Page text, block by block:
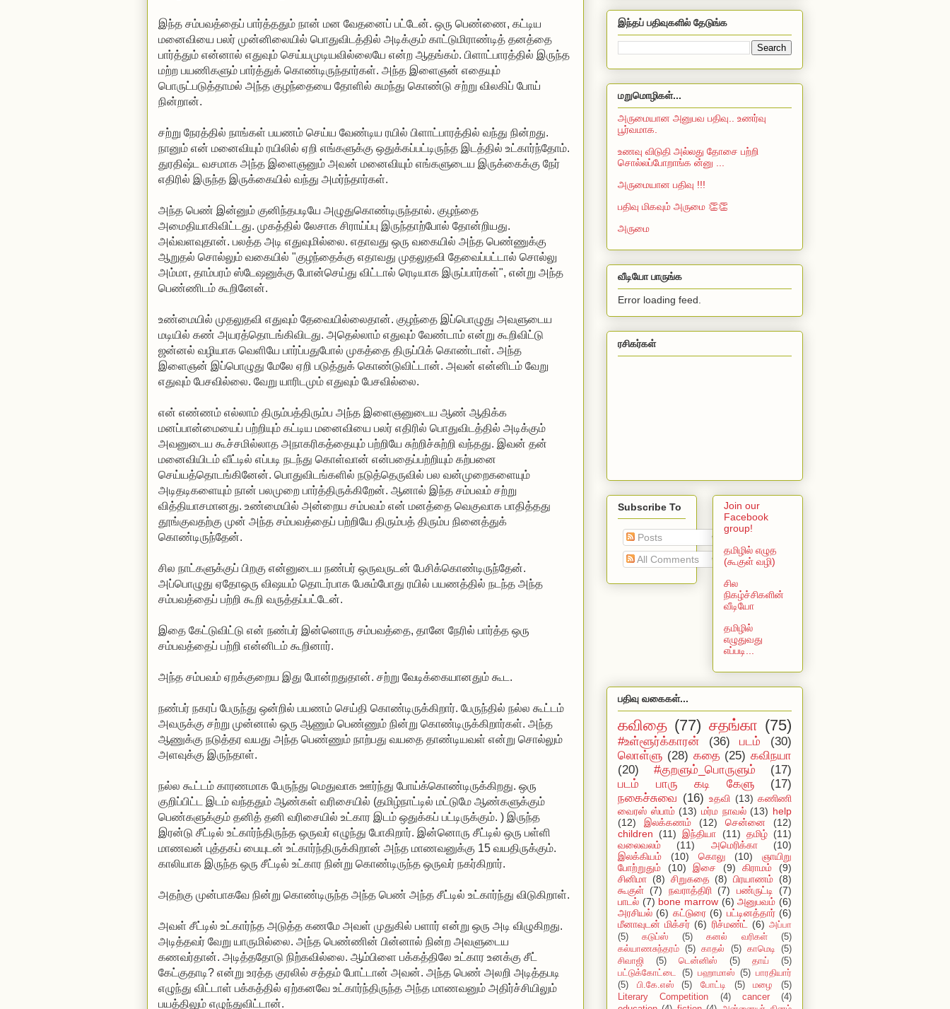
இந்த சம்பவத்தைப் பார்த்ததும் நான் மன வேதனைப் பட்டேன். ஒரு பெண்ணை, கட்டிய
மனைவியை பலர் முன்னிலையில் பொதுவிடத்தில் அடிக்கும் காட்டுமிராண்டித் தனத்தை
பார்த்தும் என்னால் எதுவும் செய்யமுடியவில்லையே என்ற ஆதங்கம். பிளாட்பாரத்தில் இருந்த
மற்ற பயணிகளும் பார்த்துக் கொண்டிருந்தார்கள். அந்த இளைஞன் எதையும்
பொருட்படுத்தாமல் அந்த குழந்தையை தோளில் சுமந்து கொண்டு சற்று விலகிப் போய்
நின்றான்.
சற்று நேரத்தில் நாங்கள் பயணம் செய்ய வேண்டிய ரயில் பிளாட்பாரத்தில் வந்து நின்றது.
நானும் என் மனைவியும் ரயிலில் ஏறி எங்களுக்கு ஒதுக்கப்பட்டிருந்த இடத்தில் உட்கார்ந்தோம்.
துரதிஷ்ட வசமாக அந்த இளைஞனும் அவன் மனைவியும் எங்களுடைய இருக்கைக்கு நேர்
எதிரில் இருந்த இருக்கையில் வந்து அமர்ந்தார்கள்.
அந்த பெண் இன்னும் குனிந்தபடியே அழுதுகொண்டிருந்தால். குழந்தை
அமைதியாகிவிட்டது. முகத்தில் லேசாக சிராய்ப்பு இருந்தாற்போல் தோன்றியது.
அவ்வளவுதான். பலத்த அடி எதுவுமில்லை. எதாவது ஒரு வகையில் அந்த பெண்ணுக்கு
ஆறுதல் சொல்லும் வகையில் "குழந்தைக்கு எதாவது முதலுதவி தேவைப்பட்டால் சொல்லு
அம்மா, தாம்பரம் ஸ்டேஷனுக்கு போன்செய்து விட்டால் ரெடியாக இருப்பார்கள்", என்று அந்த
பெண்ணிடம் கூறினேன்.
உண்மையில் முதலுதவி எதுவும் தேவையில்லைதான். குழந்தை இப்பொழுது அவளுடைய
மடியில் கண் அயரத்தொடங்கிவிடது. அதெல்லாம் எதுவும் வேண்டாம் என்று கூறிவிட்டு
ஜன்னல் வழியாக வெளியே பார்ப்பதுபோல் முகத்தை திருப்பிக் கொண்டாள். அந்த
இளைஞன் இப்பொழுது மேலே ஏறி படுத்துக் கொண்டுவிட்டான். அவன் என்னிடம் வேறு
எதுவும் பேசவில்லை. வேறு யாரிடமும் எதுவும் பேசவில்லை.
என் எண்ணம் எல்லாம் திரும்பத்திரும்ப அந்த இளைஞனுடைய ஆண் ஆதிக்க
மனப்பான்மையைப் பற்றியும் கட்டிய மனைவியை பலர் எதிரில் பொதுவிடத்தில் அடிக்கும்
அவனுடைய கூச்சமில்லாத அநாகரிகத்தையும் பற்றியே சுற்றிச்சுற்றி வந்தது. இவன் தன்
மனைவியிடம் வீட்டில் எப்படி நடந்து கொள்வான் என்பதைப்பற்றியும் கற்பனை
செய்யத்தொடங்கினேன். பொதுவிடங்களில் நடுத்தெருவில் பல வன்முறைகளையும்
அடிதடிகளையும் நான் பலமுறை பார்த்திருக்கிறேன். ஆனால் இந்த சம்பவம் சற்று
வித்தியாசமானது. உண்மையில் அன்றைய சம்பவம் என் மனத்தை வெகுவாக பாதித்தது
தூங்குவதற்கு முன் அந்த சம்பவத்தைப் பற்றியே திரும்பத் திரும்ப நினைத்துக்
கொண்டிருந்தேன்.
சில நாட்களுக்குப் பிறகு என்னுடைய நண்பர் ஒருவருடன் பேசிக்கொண்டிருந்தேன்.
அப்பொழுது ஏதோஒரு விஷயம் தொடர்பாக பேசும்போது ரயில் பயணத்தில் நடந்த அந்த
சம்பவத்தைப் பற்றி கூறி வருத்தப்பட்டேன்.
இதை கேட்டுவிட்டு என் நண்பர் இன்னொரு சம்பவத்தை, தானே நேரில் பார்த்த ஒரு
சம்பவத்தைப் பற்றி என்னிடம் கூறினார்.
அந்த சம்பவம் ஏறக்குறைய இது போன்றதுதான். சற்று வேடிக்கையானதும் கூட.
நண்பர் நகரப் பேருந்து ஒன்றில் பயணம் செய்தி கொண்டிருக்கிறார். பேருந்தில் நல்ல கூட்டம்
அவருக்கு சற்று முன்னால் ஒரு ஆணும் பெண்ணும் நின்று கொண்டிருக்கிறார்கள். அந்த
ஆணுக்கு நடுத்தர வயது அந்த பெண்ணும் நாற்பது வயதை தாண்டியவள் என்று சொல்லும்
அளவுக்கு இருந்தாள்.
நல்ல கூட்டம் காரணமாக பேருந்து மெதுவாக ஊர்ந்து போய்க்கொண்டிருக்கிறது. ஒரு
குறிப்பிட்ட இடம் வந்ததும் ஆண்கள் வரிசையில் (தமிழ்நாட்டில் மட்டுமே ஆண்களுக்கும்
பெண்களுக்கும் தனித் தனி வரிசையில் உட்கார இடம் ஒதுக்கப் பட்டிருக்கும். ) இருந்த
இரன்டு சீட்டில் உட்கார்ந்திருந்த ஒருவர் எழுந்து போகிறார். இன்னொரு சீட்டில் ஒரு பள்ளி
மாணவன் புத்தகப் பையுடன் உட்கார்ந்திருக்கிறான் அந்த மாணவனுக்கு 15 வயதிருக்கும்.
காலியாக இருந்த ஒரு சீட்டில் உட்கார நின்று கொண்டிருந்த ஒருவர் நகர்கிறார்.
அதற்கு முன்பாகவே நின்று கொண்டிருந்த அந்த பெண் அந்த சீட்டில் உட்கார்ந்து விடுகிறாள்.
அவள் சீட்டில் உட்கார்ந்த அடுத்த கணமே அவள் முதுகில் பளார் என்று ஒரு அடி விழுகிறது.
அடித்தவர் வேறு யாருமில்லை. அந்த பெண்ணின் பின்னால் நின்ற அவளுடைய
கணவர்தான். அடித்ததோடு நிற்கவில்லை. ஆம்பிளை பக்கத்திலே உட்கார உனக்கு சீட்
கேட்குதாடி? என்று உரத்த குரலில் சத்தம் போட்டான் அவன். அந்த பெண் அலறி அடித்தபடி
எழுந்து விட்டாள் பக்கத்தில் ஏற்கனவே உட்கார்ந்திருந்த அந்த மாணவனும் அதிர்ச்சியிலும்
பயத்திலும் எழுந்துவிட்டான்.
இந்தப் பதிவுகளில் தேடுங்க
மறுமொழிகள்...
அருமையான அனுபவ பதிவு.. உணர்வு
பூர்வமாக.
உணவு விடுதி அல்லது தோசை பற்றி
சொல்லப்போறாங்க ன்னு ...
அருமையான பதிவு !!!
பதிவு மிகவும் அருமை 👏👏
அருமை
வீடியோ பாருங்க
Error loading feed.
ரசிகர்கள்
Subscribe To
Posts
All Comments
Join our
Facebook
group!
தமிழில் எழுத
(கூகுள் வழி)
சில
நிகழ்ச்சிகளின்
வீடியோ
தமிழில்
எழுதுவது
எப்படி...
பதிவு வகைகள்...
கவிதை (77) சதங்கா (75)
#உள்ளூர்க்காரன் (36) படம்
(30)
லொள்ளு (28) கதை (25) கவிநயா
(20)
#குறளும்_பொருளும்
(17)
படம் பாரு கடி கேளு
(17)
நகைச்சுவை (16) உதவி (13) கணிணி
வைரஸ் ஸ்பாம் (13) மர்ம நாவல் (13) help
(12)
இலக்கணம் (12) சென்னை
(12)
children
(11) இந்தியா (11) தமிழ் (11)
வலைவலம்
(11) அமெரிக்கா
(10)
இலக்கியம்
(10) கொலு (10)
ஞாயிறு
போற்றுதும்
(10) இசை (9) கிராமம்
(9)
சினிமா (8) சிறுகதை (8) பிரயாணம் (8)
கூகுள் (7) நவராத்திரி (7) பண்ருட்டி
(7)
பாடல் (7) bone marrow (6) அனுபவம் (6)
அரசியல் (6) கட்டுரை (6) பட்டினத்தார் (6)
மீனாவுடன் மிக்சர் (6) ரிச்மண்ட் (6) அப்பா
(5)
கடுப்ஸ் (5) கனல் வரிகள்
(5)
கல்யாணசுந்தரம் (5) காதல் (5) காமெடி
(5)
சிவாஜி
(5) டென்னிஸ் (5) தாய்
(5)
பட்டுக்கோட்டை
(5) பஹாமாஸ் (5) பாரதியார்
(5)
பி.கே.எஸ் (5) போட்டி (5) மழை
(5)
Literary Competition
(4) cancer
(4)